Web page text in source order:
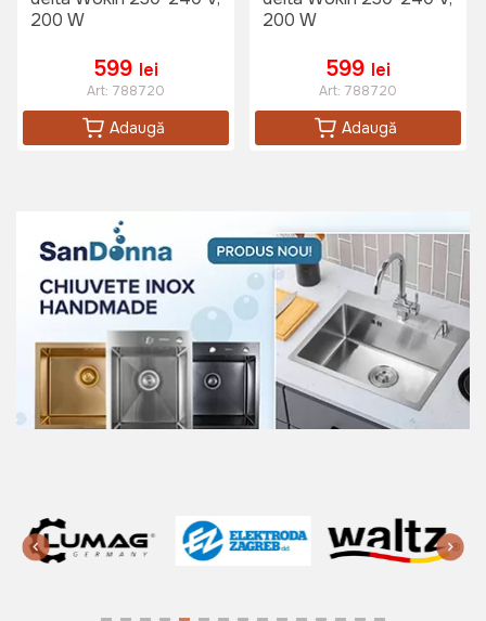
690 lei
Ochelari protectie transparenti
Micul Fermier
Art:GF-0328
15 lei
200 W
599 lei
Art: 788720
Adaugă
200 W
599 lei
Art: 788720
Adaugă